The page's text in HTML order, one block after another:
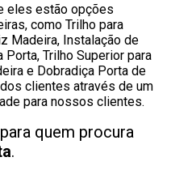
eles estão opções
como Trilho para
Madeira, Instalação de
Porta, Trilho Superior para
e Dobradiça Porta de
clientes através de um
para nossos clientes.
quem procura
.